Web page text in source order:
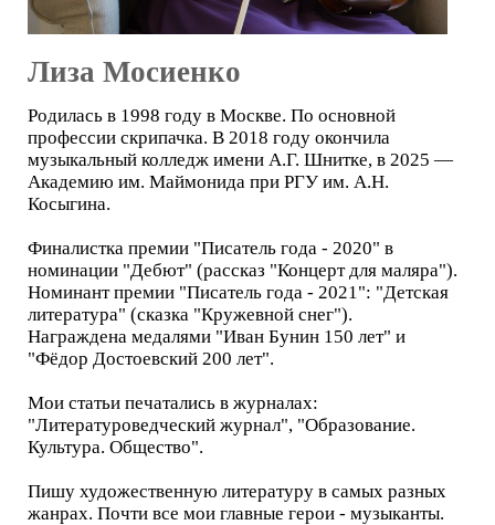
Лиза Мосиенко
Родилась в 1998 году в Москве. По основной
профессии скрипачка. В 2018 году окончила
музыкальный колледж имени А.Г. Шнитке, в 2025 —
Академию им. Маймонида при РГУ им. А.Н.
Косыгина.
Финалистка премии "Писатель года - 2020" в
номинации "Дебют" (рассказ "Концерт для маляра").
Номинант премии "Писатель года - 2021": "Детская
литература" (сказка "Кружевной снег").
Награждена медалями "Иван Бунин 150 лет" и
"Фёдор Достоевский 200 лет".
Мои статьи печатались в журналах:
"Литературоведческий журнал", "Образование.
Культура. Общество".
Пишу художественную литературу в самых разных
жанрах. Почти все мои главные герои - музыканты.